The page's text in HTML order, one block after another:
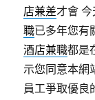
店兼差才會
職已多年您有
酒店兼職都是
示您同意本網
員工爭取優良